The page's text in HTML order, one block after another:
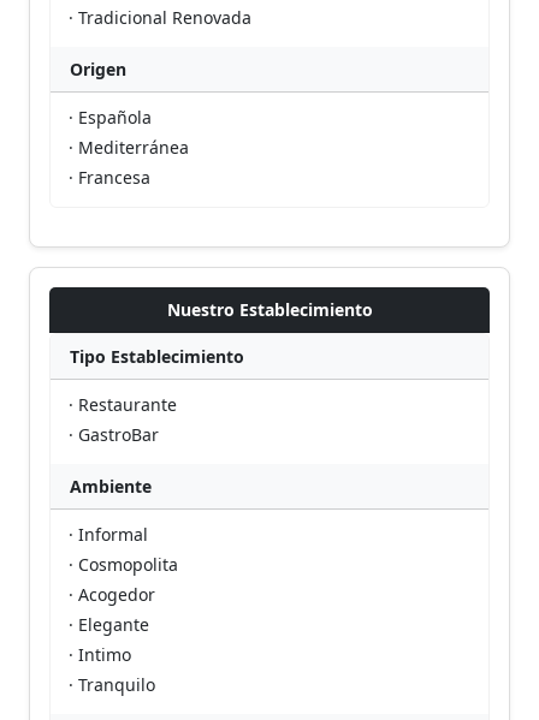
· Tradicional Renovada
Origen
· Española
· Mediterránea
· Francesa
Nuestro Establecimiento
Tipo Establecimiento
· Restaurante
· GastroBar
Ambiente
· Informal
· Cosmopolita
· Acogedor
· Elegante
· Intimo
· Tranquilo